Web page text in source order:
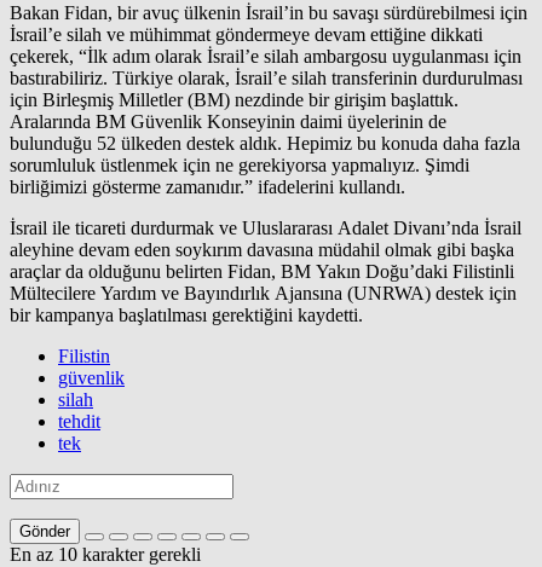
Bakan Fidan, bir avuç ülkenin İsrail’in bu savaşı sürdürebilmesi için
İsrail’e silah ve mühimmat göndermeye devam ettiğine dikkati
çekerek, “İlk adım olarak İsrail’e silah ambargosu uygulanması için
bastırabiliriz. Türkiye olarak, İsrail’e silah transferinin durdurulması
için Birleşmiş Milletler(BM) nezdinde bir girişim başlattık.
Aralarında BM Güvenlik Konseyinin daimi üyelerinin de
bulunduğu 52 ülkeden destek aldık. Hepimiz bu konuda daha fazla
sorumluluk üstlenmek için ne gerekiyorsa yapmalıyız. Şimdi
birliğimizi gösterme zamanıdır.” ifadelerini kullandı.
İsrail ile ticareti durdurmak ve Uluslararası Adalet Divanı’nda İsrail
aleyhine devam eden soykırım davasına müdahil olmak gibi başka
araçlar da olduğunu belirten Fidan, BM Yakın Doğu’daki Filistinli
Mültecilere Yardım ve Bayındırlık Ajansına (UNRWA) destek için
bir kampanya başlatılması gerektiğini kaydetti.
Filistin
güvenlik
silah
tehdit
tek
Gönder
En az 10 karakter gerekli